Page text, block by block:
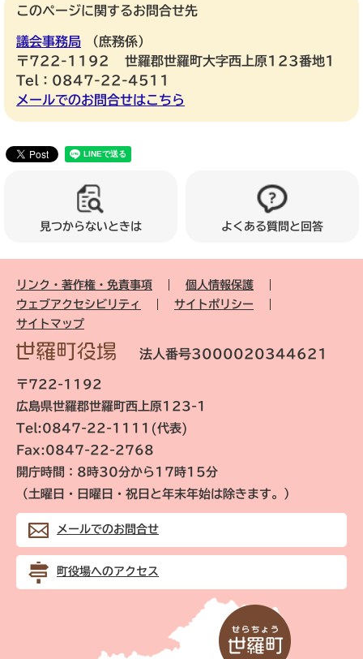
このページに関するお問合せ先
議会事務局
庶務係
〒722-1192
世羅郡世羅町大字西上原123番地1
Tel：0847-22-4511
メールでのお問合せはこちら
見つからないときは よくある質問と回答
リンク・著作権・免責事項
個人情報保護
ウェブアクセシビリティ
サイトポリシー
サイトマップ
法人番号3000020344621
〒722-1192
広島県世羅郡世羅町西上原123-1
Tel:0847-22-1111(代表)
Fax:0847-22-2768
開庁時間：8時30分から17時15分
（土曜日・日曜日・祝日と年末年始は除きます。）
メールでのお問合せ
町役場へのアクセス